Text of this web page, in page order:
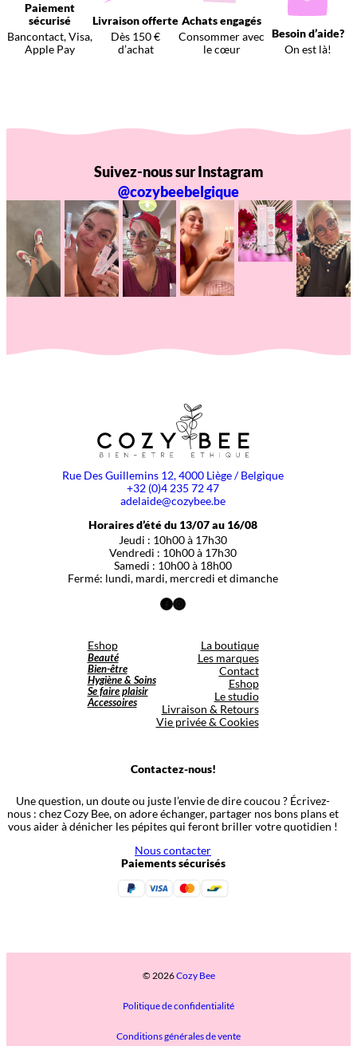
Paiement
sécurisé
Bancontact, Visa,
Apple Pay
Livraison offerte
Dès 150 €
d’achat
Achats engagés
Consommer avec
le cœur
Besoin d’aide?
On est là!
Suivez-nous sur Instagram
@cozybeebelgique
Rue Des Guillemins 12, 4000 Liège / Belgique
+32 (0)4 235 72 47
adelaide@cozybee.be
Horaires d’été du 13/07 au 16/08
Jeudi : 10h00 à 17h30
Vendredi : 10h00 à 17h30
Samedi : 10h00 à 18h00
Fermé: lundi, mardi, mercredi et dimanche
Facebook
Instagram
Eshop
Beauté
Bien-être
Hygiène & Soins
Se faire plaisir
Accessoires
La boutique
Les marques
Contact
Eshop
Le studio
Livraison & Retours
Vie privée & Cookies
Contactez-nous!
Une question, un doute ou juste l’envie de dire coucou ? Écrivez-
nous : chez Cozy Bee, on adore échanger, partager nos bons plans et
vous aider à dénicher les pépites qui feront briller votre quotidien !
Nous contacter
Paiements sécurisés
© 2026Cozy Bee
Politique de confidentialité
Conditions générales de vente